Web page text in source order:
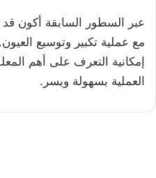
عبر السطور السابقة أكون
مع عملية تكبير وتوسيع
إمكانية التعرف على أهم
العملية بسهولة ويسر.